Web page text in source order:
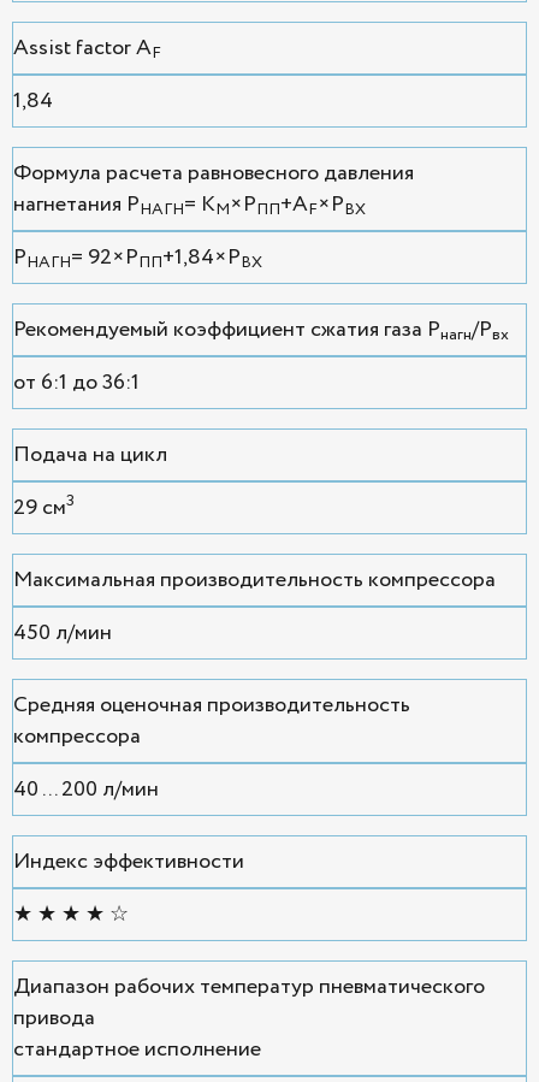
Assist factor AF
1,84
Формула расчета равновесного давления
нагнетания PНАГН= КМ×PПП+AF×PВХ
PНАГН= 92×PПП+1,84×PВХ
Рекомендуемый коэффициент сжатия газа Pнагн/Pвх
от 6:1 до 36:1
Подача на цикл
29 см3
Максимальная производительность компрессора
450 л/мин
Средняя оценочная производительность
компрессора
40 ... 200 л/мин
Индекс эффективности
★ ★ ★ ★ ☆
Диапазон рабочих температур пневматического
привода
стандартное исполнение